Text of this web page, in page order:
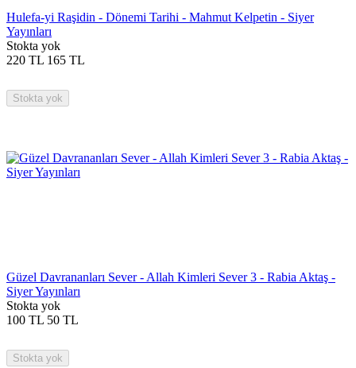
Hulefa-yi Raşidin - Dönemi Tarihi - Mahmut Kelpetin - Siyer
Yayınları
Stokta yok
220 TL 165 TL
Stokta yok
Güzel Davrananları Sever - Allah Kimleri Sever 3 - Rabia Aktaş -
Siyer Yayınları
Stokta yok
100 TL 50 TL
Stokta yok